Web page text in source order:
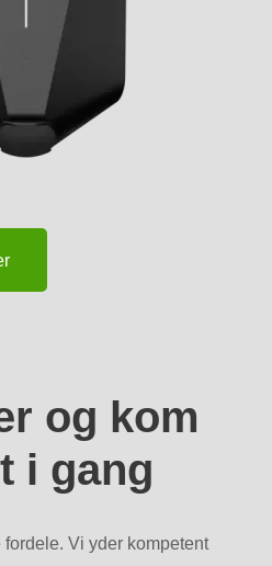
og kom
i gang
Vi yder kompetent